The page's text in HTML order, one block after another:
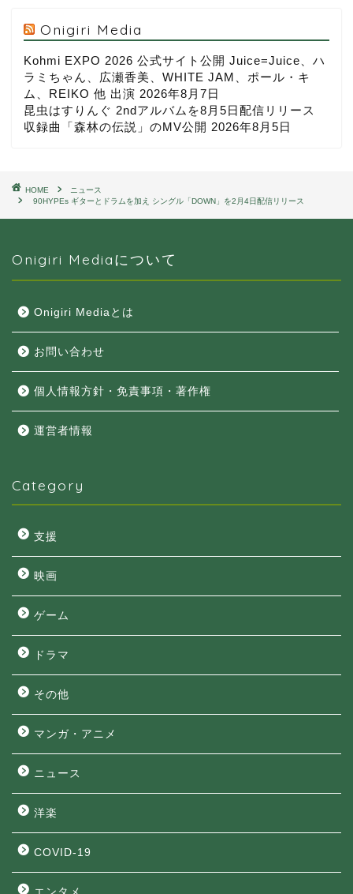
Onigiri Media
Kohmi EXPO 2026 公式サイト公開 Juice=Juice、ハ
ラミちゃん、広瀬香美、WHITE JAM、ポール・キ
ム、REIKO 他 出演 2026年8月7日
昆虫はすりんぐ 2ndアルバムを8月5日配信リリース
収録曲「森林の伝説」のMV公開 2026年8月5日
HOME
ニュース
90HYPEs ギターとドラムを加え シングル「DOWN」を2月4日配信リリース
Onigiri Mediaについて
Onigiri Mediaとは
お問い合わせ
個人情報方針・免責事項・著作権
運営者情報
Category
支援
映画
ゲーム
ドラマ
その他
マンガ・アニメ
ニュース
洋楽
COVID-19